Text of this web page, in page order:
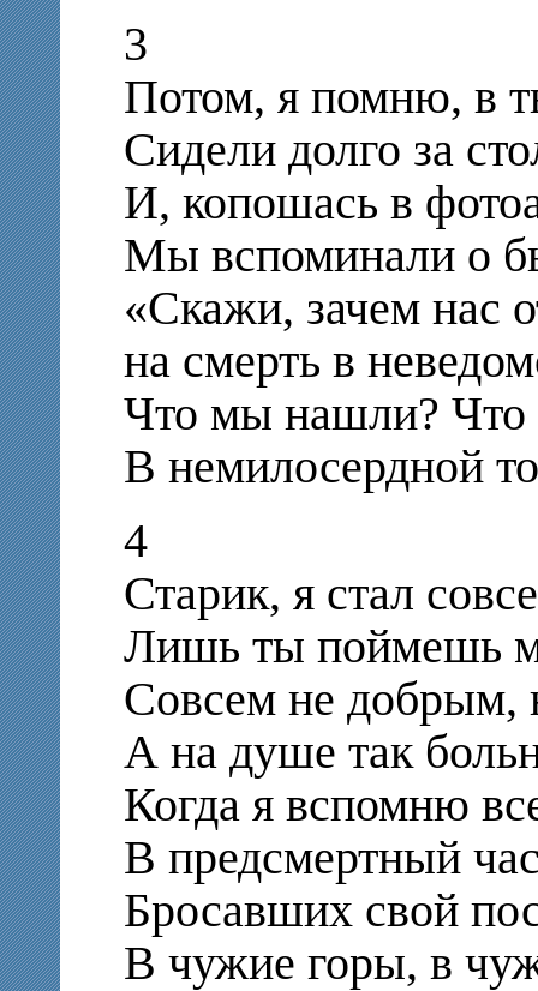
3
Потом, я помню, в
Сидели долго за
И, копошась в
Мы вспоминали о
«Скажи, зачем нас
на смерть в
Что мы нашли? Что
В немилосердной
4
Старик, я стал
Лишь ты поймешь
Совсем не добрым,
А на душе так
Когда я вспомню
В предсмертный
Бросавших свой
В чужие горы, в